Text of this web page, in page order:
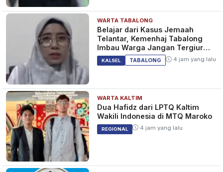
WARTA TABALONG
Belajar dari Kasus Jemaah
Telantar, Kemenhaj Tabalong
Imbau Warga Jangan Tergiur
Umrah Murah
KALSEL TABALONG 4 jam yang lalu
WARTA KALTIM
Dua Hafidz dari LPTQ Kaltim
Wakili Indonesia di MTQ Maroko
REGIONAL 4 jam yang lalu